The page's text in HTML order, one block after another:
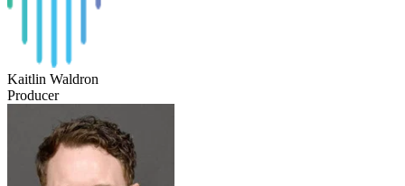
Kaitlin Waldron
Producer